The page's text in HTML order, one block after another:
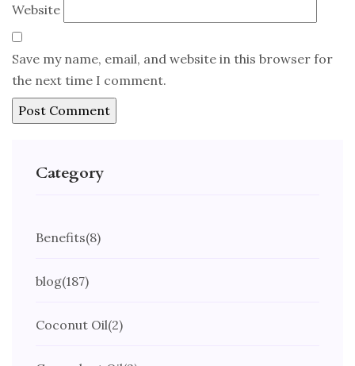
Website
Save my name, email, and website in this browser for
the next time I comment.
Category
Benefits(8)
blog(187)
Coconut Oil(2)